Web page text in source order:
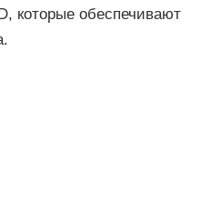
которые обеспечивают